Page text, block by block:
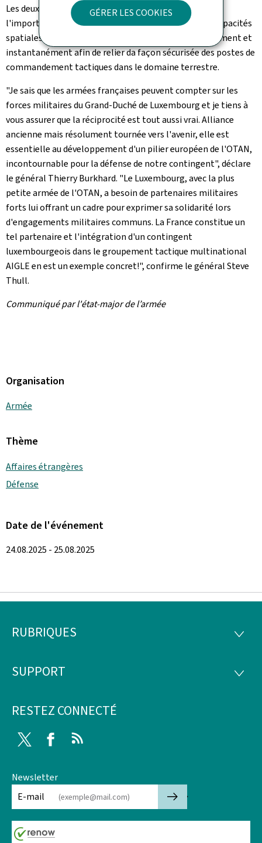
GÉRER LES COOKIES
Les deux chefs de la défense s'accordaient en outre sur
l'importance cruciale pour la défense de disposer de capacités
spatiales de communication à mettre en œuvre facilement et
instantanément afin de relier da façon sécurisée des postes de
commandement tactiques dans le domaine terrestre.
"Je sais que les armées françaises peuvent compter sur les
forces militaires du Grand-Duché de Luxembourg et je tiens à
vous assurer que la réciprocité est tout aussi vrai. Alliance
ancienne mais résolument tournée vers l'avenir, elle est
essentielle au développement d'un pilier européen de l'OTAN,
incontournable pour la défense de notre contingent", déclare
le général Thierry Burkhard. "Le Luxembourg, avec la plus
petite armée de l'OTAN, a besoin de partenaires militaires
forts lui offrant un cadre pour exprimer sa solidarité lors
d'engagements militaires communs. La France constitue un
tel partenaire et l'intégration d'un contingent
luxembourgeois dans le groupement tactique multinational
AIGLE en est un exemple concret!", confirme le général Steve
Thull.
Communiqué par l'état-major de l’armée
Organisation
Armée
Thème
Affaires étrangères
Défense
Date de l'événement
24.08.2025 - 25.08.2025
Pied
page
RUBRIQUES
SUPPORT
RESTEZ CONNECTÉ
Twitter Facebook
Newsletter
E-mail
🡒